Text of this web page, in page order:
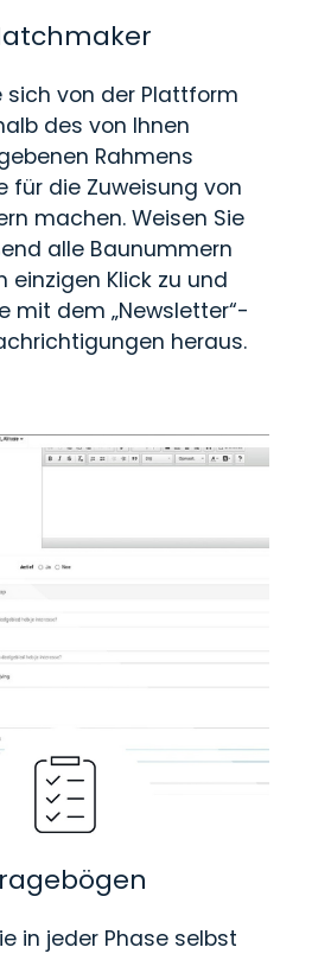
sich von der Plattform
des von Ihnen
Rahmens
für die Zuweisung von
machen. Weisen Sie
alle Baunummern
einzigen Klick zu und
mit dem „Newsletter“-
heraus.
in jeder Phase selbst